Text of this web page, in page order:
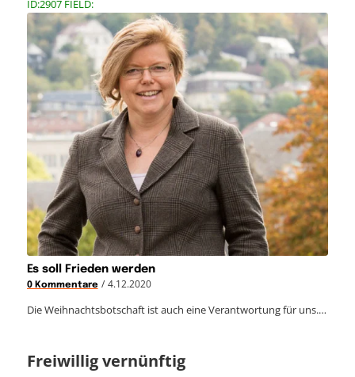
ID:2907 FIELD:
Es soll Frieden werden
0 Kommentare / 4.12.2020
Die Weihnachtsbotschaft ist auch eine Verantwortung für uns.…
Freiwillig vernünftig